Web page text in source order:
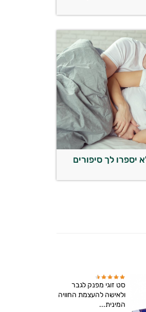
יספרו לך סיפורים
סט זוגי מפנק לגבר
ולאישה להעצמת החוויה
המינית...